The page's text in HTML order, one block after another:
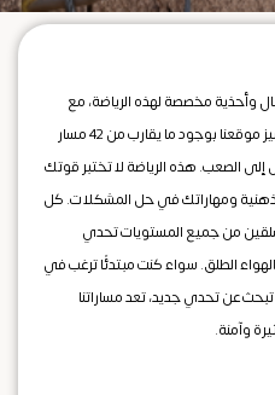
وأحذية مخصصة لهذه الرياضة، مع
توفير كافة أدوات السلامة الضرورية. يتميز موقعنا بوجود ما يقارب من 42 مسار
إلى الصعب. هذه الرياضة لا تختبر قوتك
ومهاراتك في حل المشكلات. كل
من جميع المستويات تحدي
الطلق. سواء كنت مبتدئًا ترغب في
عن تحدي جديد، تعد مساراتنا
وآمنة.